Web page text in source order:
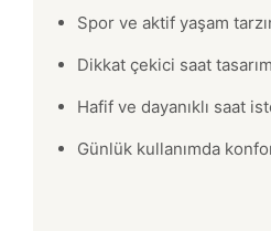
Spor ve aktif yaşam
Dikkat çekici saat
Hafif ve dayanıklı saat
Günlük kullanımda